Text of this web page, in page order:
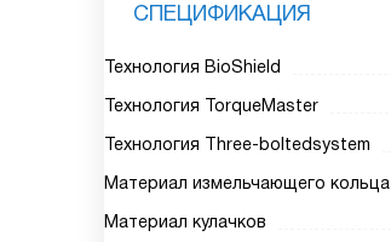
СПЕЦИФИКАЦИЯ
Технология BioShield
Технология TorqueMaster
Технология Three-boltedsystem
Материал измельчающего кольца
Материал кулачков